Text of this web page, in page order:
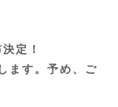
定！
ます。予め、ご